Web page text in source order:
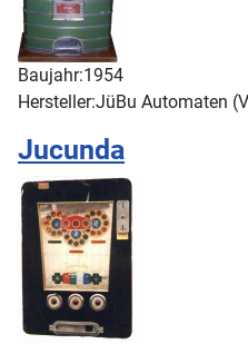
Baujahr:1954
Hersteller:JüBu Automaten
Jucunda